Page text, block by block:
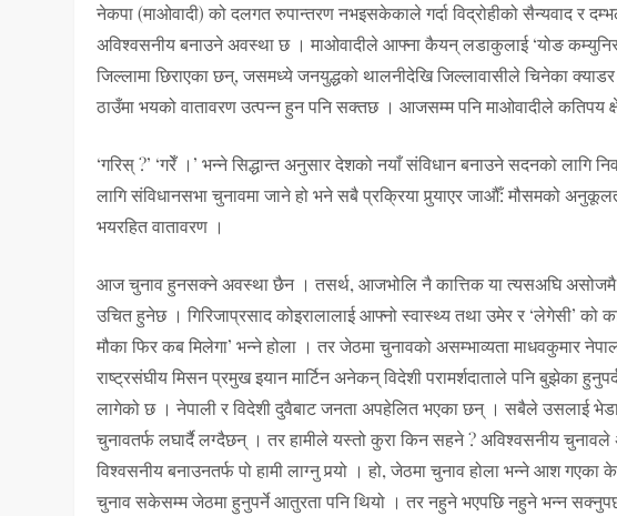
नेकपा (माओवादी) को दलगत रुपान्तरण नभइसकेकाले गर्दा विद्रोहीको सैन्यवाद र
अविश्वसनीय बनाउने अवस्था छ । माओवादीले आफ्ना कैयन् लडाकुलाई ‘योङ
जिल्लामा छिराएका छन्, जसमध्ये जनयुद्धको थालनीदेखि जिल्लावासीले चिनेका
ठाउँमा भयको वातावरण उत्पन्न हुन पनि सक्तछ । आजसम्म पनि माओवादीले कतिपय
‘गरिस् ?’ ‘गरेँ ।’ भन्ने सिद्धान्त अनुसार देशको नयाँ संविधान बनाउने सदनको लागि
लागि संविधानसभा चुनावमा जाने हो भने सबै प्रक्रिया पुर्‍याएर जाऔँ: मौसमको
भयरहित वातावरण ।
आज चुनाव हुनसक्ने अवस्था छैन । तसर्थ, आजभोलि नै कात्तिक या त्यसअघि असोजमै
उचित हुनेछ । गिरिजाप्रसाद कोइरालालाई आफ्नो स्वास्थ्य तथा उमेर र ‘लेगेसी’ को
मौका फिर कब मिलेगा’ भन्ने होला । तर जेठमा चुनावको असम्भाव्यता माधवकुमार
राष्ट्रसंघीय मिसन प्रमुख इयान मार्टिन अनेकन् विदेशी परामर्शदाताले पनि बुझेका
लागेको छ । नेपाली र विदेशी दुवैबाट जनता अपहेलित भएका छन् । सबैले उसलाई
चुनावतर्फ लघार्दै लग्दैछन् । तर हामीले यस्तो कुरा किन सहने ? अविश्वसनीय चुनावले
विश्वसनीय बनाउनतर्फ पो हामी लाग्नु पर्‍यो । हो, जेठमा चुनाव होला भन्ने आश
चुनाव सकेसम्म जेठमा हुनुपर्ने आतुरता पनि थियो । तर नहुने भएपछि नहुने भन्न